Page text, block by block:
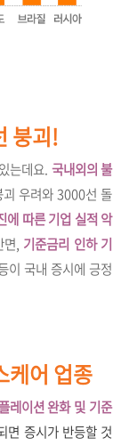
붕괴!
는데요. 국내외의 불
우려와 3000선 돌
에 따른 기업 실적 악
면, 기준금리 인하 기
이 국내 증시에 긍정
케어 업종
레이션 완화 및 기준
면 증시가 반등할 것